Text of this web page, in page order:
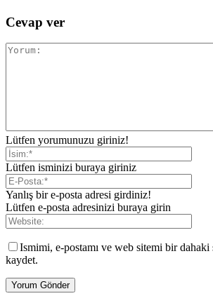
Cevap ver
Lütfen yorumunuzu giriniz!
Lütfen isminizi buraya giriniz
Yanlış bir e-posta adresi girdiniz!
Lütfen e-posta adresinizi buraya girin
Ismimi, e-postamı ve web sitemi bir dahaki
kaydet.